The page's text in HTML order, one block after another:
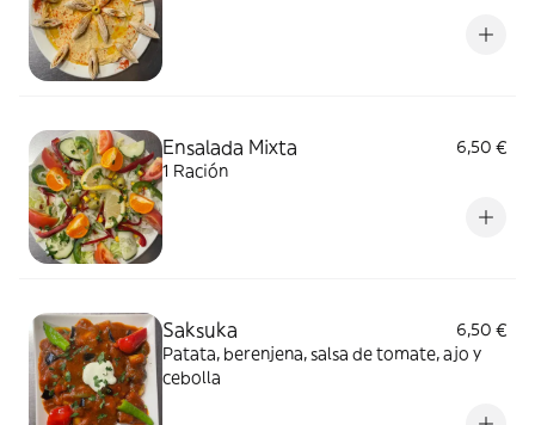
Ensalada Mixta
6,50 €
1 Ración
Saksuka
6,50 €
Patata, berenjena, salsa de tomate, ajo y
cebolla